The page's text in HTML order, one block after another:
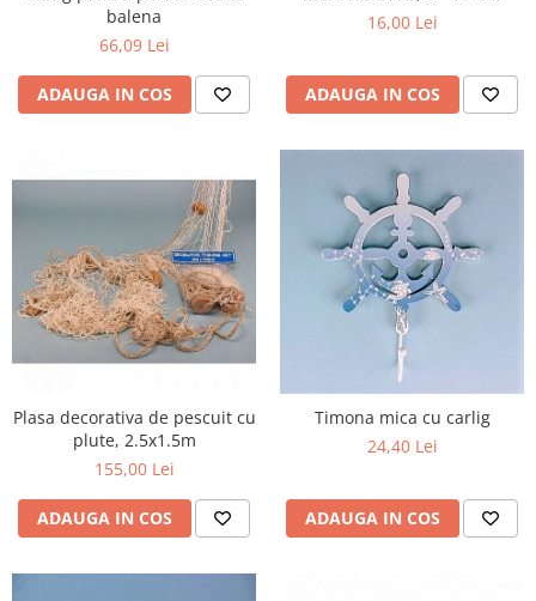
balena
66,09 Lei
ADAUGA IN COS
16,00 Lei
ADAUGA IN COS
Plasa decorativa de pescuit cu
plute, 2.5x1.5m
155,00 Lei
ADAUGA IN COS
Timona mica cu carlig
24,40 Lei
ADAUGA IN COS